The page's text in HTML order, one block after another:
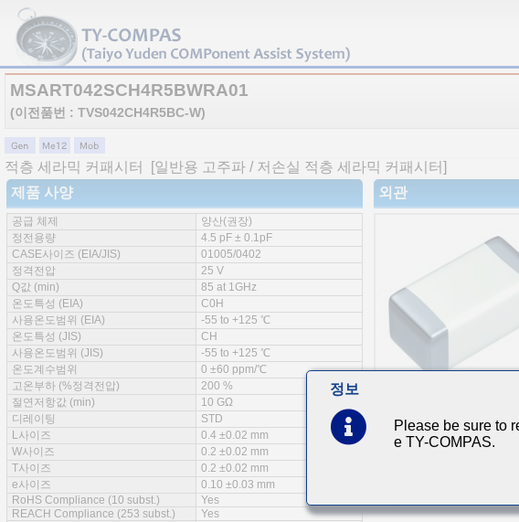
MSART042SCH4R5BWRA01
(이전품번 : TVS042CH4R5BC-W)
적층 세라믹 커패시터
[일반용 고주파 / 저손실 적층 세라믹 커패시터]
제품 사양
공급 체제
양산(권장)
정전용량
4.5 pF ± 0.1pF
CASE사이즈 (EIA/JIS)
01005/0402
정격전압
25 V
Q값 (min)
85 at 1GHz
온도특성 (EIA)
C0H
사용온도범위 (EIA)
-55 to +125 ℃
온도특성 (JIS)
CH
사용온도범위 (JIS)
-55 to +125 ℃
온도계수범위
0 ±60 ppm/℃
고온부하 (%정격전압)
200 %
절연저항값 (min)
10 GΩ
디레이팅
STD
L사이즈
0.4 ±0.02 mm
W사이즈
0.2 ±0.02 mm
T사이즈
0.2 ±0.02 mm
e사이즈
0.10 ±0.03 mm
RoHS Compliance (10 subst.)
Yes
REACH Compliance (253 subst.)
Yes
외관
특징
적층자기 커패시터로서는
정보
Please be sure to
e TY-COMPAS.